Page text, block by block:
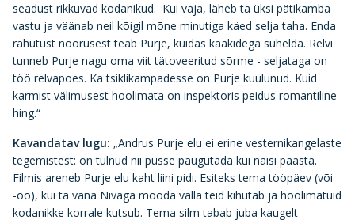
seadust rikkuvad kodanikud. Kui vaja, läheb ta üksi pätikamba
vastu ja väänab neil kõigil mõne minutiga käed selja taha. Enda
rahutust noorusest teab Purje, kuidas kaakidega suhelda. Relvi
tunneb Purje nagu oma viit tätoveeritud sõrme - seljataga on
töö relvapoes. Ka tsiklikampadesse on Purje kuulunud. Kuid
karmist välimusest hoolimata on inspektoris peidus romantiline
hing.“
Kavandatav lugu: „Andrus Purje elu ei erine vesternikangelaste
tegemistest: on tulnud nii püsse paugutada kui naisi päästa.
Filmis areneb Purje elu kaht liini pidi. Esiteks tema tööpäev (või
-öö), kui ta vana Nivaga mööda valla teid kihutab ja hoolimatuid
kodanikke korrale kutsub. Tema silm tabab juba kaugelt